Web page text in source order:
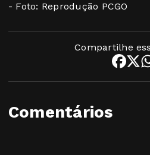
- Foto: Reprodução PCGO
Compartilhe
Comentários